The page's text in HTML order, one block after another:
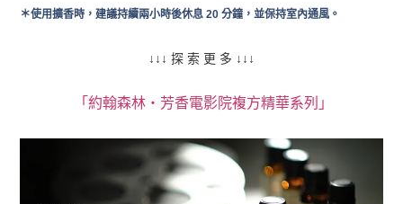
＊使用擴香時，建議持續兩小時後休息 20 分鐘，並保持室內通風。
↓↓↓ 探 索 更 多 ↓↓↓
「約翰森林・芳香電影院複方精華系列」